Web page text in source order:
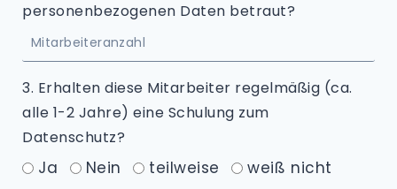
personenbezogenen Daten betraut?
3. Erhalten diese Mitarbeiter regelmäßig (ca.
alle 1-2 Jahre) eine Schulung zum
Datenschutz?
Ja Nein teilweise weiß nicht